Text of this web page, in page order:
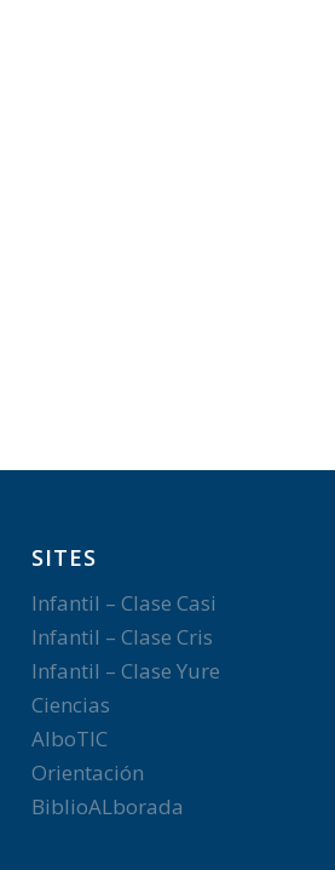
SITES
Infantil – Clase Casi
Infantil – Clase Cris
Infantil – Clase Yure
Ciencias
AlboTIC
Orientación
BiblioALborada